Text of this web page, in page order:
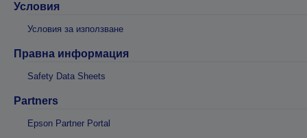
Условия
Условия за използване
Правна информация
Safety Data Sheets
Partners
Epson Partner Portal